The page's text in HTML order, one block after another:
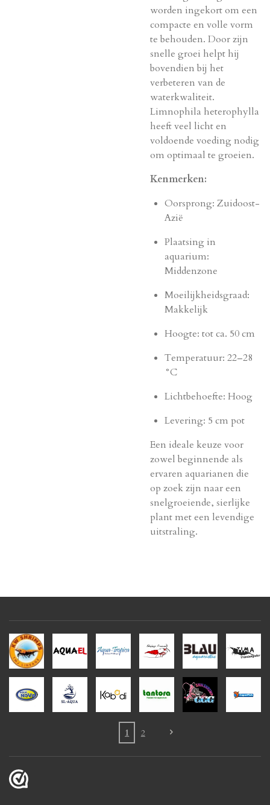
worden ingekort om een
compacte en volle vorm
te behouden. Door zijn
snelle groei helpt hij
bovendien bij het
verbeteren van de
waterkwaliteit.
Limnophila heterophylla
heeft veel licht en
voldoende voeding nodig
om optimaal te groeien.
Kenmerken:
Oorsprong: Zuidoost-
Azië
Plaatsing in
aquarium:
Middenzone
Moeilijkheidsgraad:
Makkelijk
Hoogte: tot ca. 50 cm
Temperatuur: 22–28
°C
Lichtbehoefte: Hoog
Levering: 5 cm pot
Een ideale keuze voor
zowel beginnende als
ervaren aquarianen die
op zoek zijn naar een
snelgroeiende, sierlijke
plant met een levendige
uitstraling.
1 2